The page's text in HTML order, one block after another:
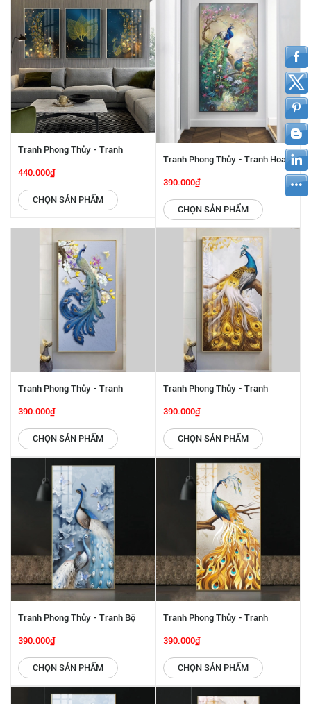
Tranh Phong Thủy - Tranh
Khổng Tước Uyên Ương SGP
440.000₫
CHỌN SẢN PHẨM
Tranh Phong Thủy - Tranh Hoa
Khai Phú Quý SGP 442247
390.000₫
CHỌN SẢN PHẨM
Tranh Phong Thủy - Tranh
Khổng Tước Xanh Ngọc SGP
390.000₫
CHỌN SẢN PHẨM
Tranh Phong Thủy - Tranh
Khổng Tước Vàng SGP 442245
390.000₫
CHỌN SẢN PHẨM
Tranh Phong Thủy - Tranh Bộ
Đôi Khổng Tước Và Bướm SGP
390.000₫
CHỌN SẢN PHẨM
Tranh Phong Thủy - Tranh
Khổng Tước Lông Mắt Ngọc Tài
390.000₫
CHỌN SẢN PHẨM